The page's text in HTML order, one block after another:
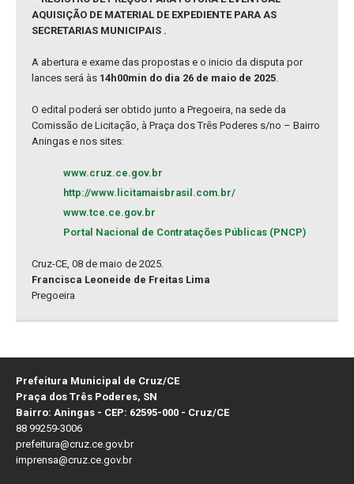
AQUISIÇÃO DE MATERIAL DE EXPEDIENTE PARA AS
SECRETARIAS MUNICIPAIS .
A abertura e exame das propostas e o inicio da disputa por
lances será às 14h00min do dia 26 de maio de 2025.
O edital poderá ser obtido junto a Pregoeira, na sede da
Comissão de Licitação, à Praça dos Três Poderes s/no – Bairro
Aningas e nos sites:
www.cruz.ce.gov.br
http://www.licitamaisbrasil.com.br/
www.tce.ce.gov.br
Portal Nacional de Contratações Públicas (PNCP)
Cruz-CE, 08 de maio de 2025.
Francisca Leoneide de Freitas Lima
Pregoeira
Prefeitura Municipal de Cruz/CE
Praça dos Três Poderes, SN
Bairro: Aningas - CEP: 62595-000 - Cruz/CE
88 99259-3006
prefeitura@cruz.ce.gov.br
imprensa@cruz.ce.gov.br